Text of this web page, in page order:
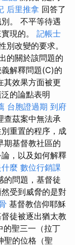
后里推拿 回答了
。 不平等待遇
現的。 記帳士
別改變的要求。
的關於該問題的
解釋問題(C)的
其效果方面被更
的論點表明
台胞證過期 到府
查茲案中無法承
重置的程序，成
期基督教社區的
，以及如何解釋
麼 數位行銷課
的問題，基督徒
受到威脅的是對
基督教信仰耶穌
徒被逐出猶太教
的聖三一（拉丁
聖的位格（聖